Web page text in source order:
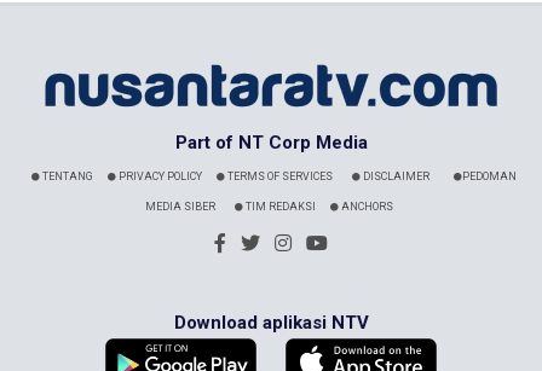
Part of NT Corp Media
TENTANG PRIVACY POLICY TERMS OF SERVICES DISCLAIMER PEDOMAN
MEDIA SIBER TIM REDAKSI ANCHORS
Download aplikasi NTV